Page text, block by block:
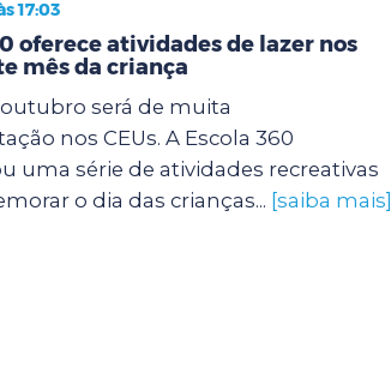
17:03
oferece atividades de lazer nos
mês da criança
será de muita
nos CEUs. A Escola 360
uma série de atividades recreativas
o dia das crianças... [saiba mais]